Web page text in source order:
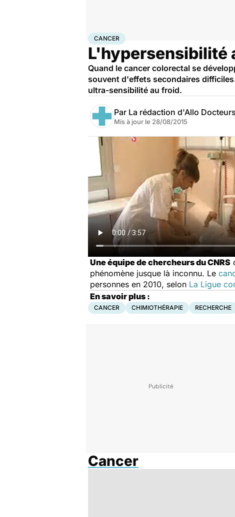
AccueilSanté
CANCER
L'hypersensibilité
Quand le cancer colorectal se
souvent d'effets secondaires
ultra-sensibilité au froid.
Par La rédaction d'Allo Docteurs
Mis à jour le 28/08/2015
Une équipe de chercheurs du CNRS
phénomène jusque là inconnu. Le
personnes en 2010, selon La Ligue
En savoir plus :
CANCER CHIMIOTHÉRAPIE RECHERCHE
Cancer